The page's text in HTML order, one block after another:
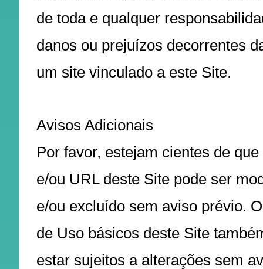
de toda e qualquer
danos ou prejuízos decorrentes
um site vinculado a este Site.
Avisos Adicionais
Por favor, estejam cientes de
e/ou URL deste Site pode ser
e/ou excluído sem aviso prévio.
de Uso básicos deste Site
estar sujeitos a alterações sem